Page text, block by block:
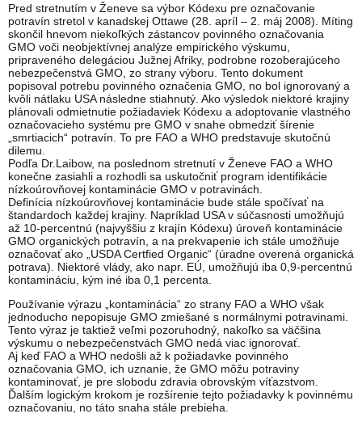
Pred stretnutím v Ženeve sa výbor Kódexu pre označovanie
potravín stretol v kanadskej Ottawe (28. apríl – 2. máj 2008). Míting
skončil hnevom niekoľkých zástancov povinného označovania
GMO voči neobjektívnej analýze empirického výskumu,
pripraveného delegáciou Južnej Afriky, podrobne rozoberajúceho
nebezpečenstvá GMO, zo strany výboru. Tento dokument
popisoval potrebu povinného označenia GMO, no bol ignorovaný a
kvôli nátlaku USA následne stiahnutý. Ako výsledok niektoré krajiny
plánovali odmietnutie požiadaviek Kódexu a adoptovanie vlastného
označovacieho systému pre GMO v snahe obmedziť šírenie
„smrtiacich“ potravín. To pre FAO a WHO predstavuje skutočnú
dilemu.
Podľa Dr.Laibow, na poslednom stretnutí v Ženeve FAO a WHO
konečne zasiahli a rozhodli sa uskutočniť program identifikácie
nízkoúrovňovej kontaminácie GMO v potravinách.
Definícia nízkoúrovňovej kontaminácie bude stále spočívať na
štandardoch každej krajiny. Napríklad USA v súčasnosti umožňujú
až 10-percentnú (najvyššiu z krajín Kódexu) úroveň kontaminácie
GMO organických potravín, a na prekvapenie ich stále umožňuje
označovať ako „USDA Certfied Organic“ (úradne overená organická
potrava). Niektoré vlády, ako napr. EÚ, umožňujú iba 0,9-percentnú
kontamináciu, kým iné iba 0,1 percenta.
Používanie výrazu „kontaminácia“ zo strany FAO a WHO však
jednoducho nepopisuje GMO zmiešané s normálnymi potravinami.
Tento výraz je taktiež veľmi pozoruhodný, nakoľko sa väčšina
výskumu o nebezpečenstvách GMO nedá viac ignorovať.
Aj keď FAO a WHO nedošli až k požiadavke povinného
označovania GMO, ich uznanie, že GMO môžu potraviny
kontaminovať, je pre slobodu zdravia obrovským víťazstvom.
Ďalším logickým krokom je rozšírenie tejto požiadavky k povinnému
označovaniu, no táto snaha stále prebieha.